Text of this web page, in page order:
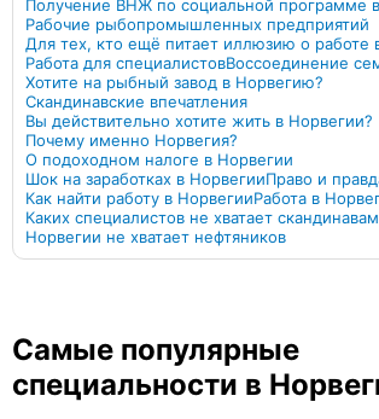
Получение ВНЖ по социальной программе
Рабочие рыбопромышленных предприятий
Для тех, кто ещё питает иллюзию о работе
Работа для специалистовВоссоединение
Хотите на рыбный завод в Норвегию?
Скандинавские впечатления
Вы действительно хотите жить в Норвегии?
Почему именно Норвегия?
О подоходном налоге в Норвегии
Шок на заработках в НорвегииПраво и
Как найти работу в НорвегииРабота в
Каких специалистов не хватает скандинавам
Норвегии не хватает нефтяников
Самые популярные
специальности в